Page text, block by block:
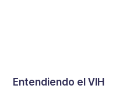
Entendiendo el VIH